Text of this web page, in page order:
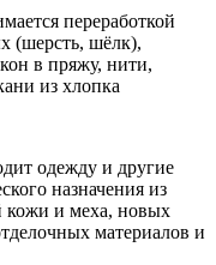
переработкой
(шерсть, шёлк),
в пряжу, нити,
из хлопка
одежду и другие
назначения из
кожи и меха, новых
материалов и